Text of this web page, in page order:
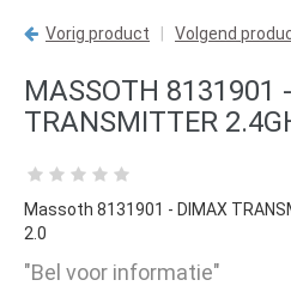
Vorig product Volgend
MASSOTH 8131901
TRANSMITTER
Massoth 8131901 - DIMAX
2.0
"Bel voor informatie"